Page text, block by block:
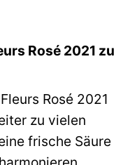
Rosé 2021 zu
Rosé 2021
zu vielen
frische Säure